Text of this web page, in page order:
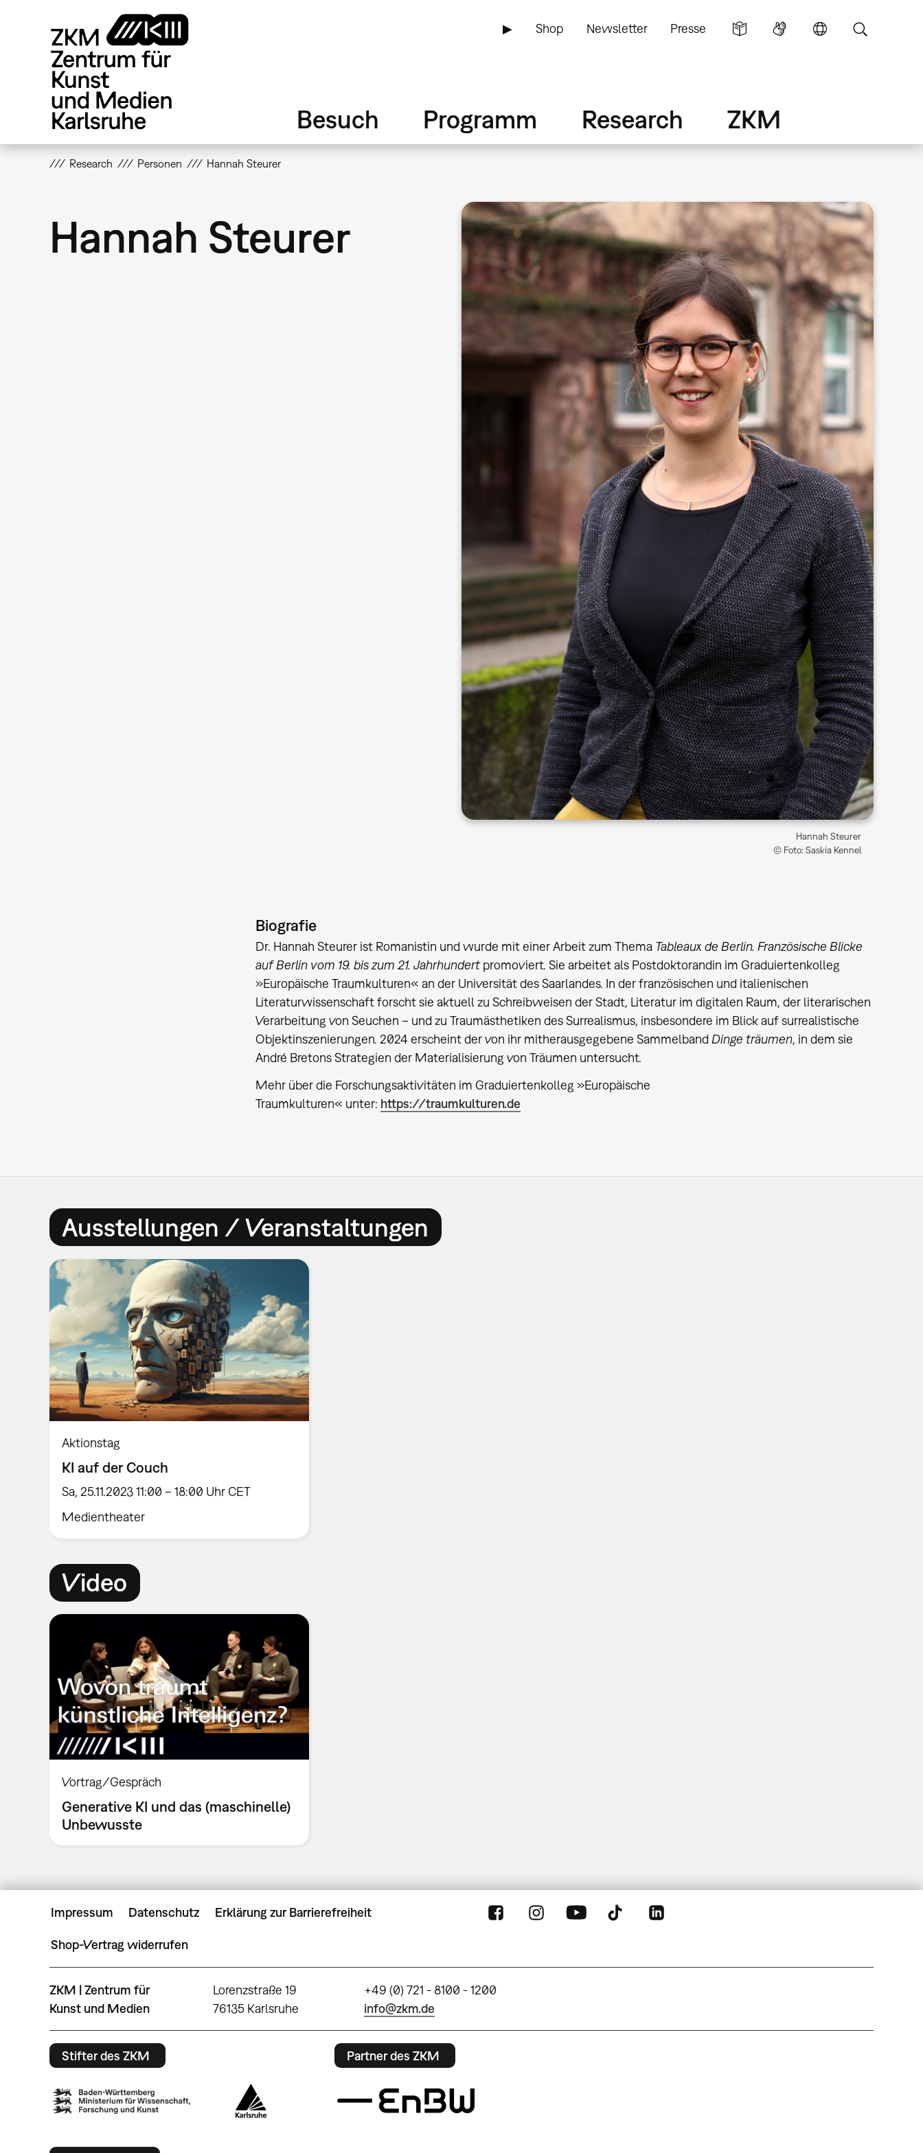
▶ Shop Newsletter Presse
Besuch Programm Research ZKM
Research Personen Hannah Steurer
Hannah Steurer
Hannah Steurer
© Foto: Saskia Kennel
Biografie
Dr. Hannah Steurer ist Romanistin und wurde mit einer Arbeit zum Thema Tableaux de Berlin. Französische Blicke
auf Berlin vom 19. bis zum 21. Jahrhundertpromoviert. Sie arbeitet als Postdoktorandin im Graduiertenkolleg
»Europäische Traumkulturen« an der Universität des Saarlandes. In der französischen und italienischen
Literaturwissenschaft forscht sie aktuell zu Schreibweisen der Stadt, Literatur im digitalen Raum, der literarischen
Verarbeitung von Seuchen – und zu Traumästhetiken des Surrealismus, insbesondere im Blick auf surrealistische
Objektinszenierungen. 2024 erscheint der von ihr mitherausgegebene Sammelband Dinge träumen, in dem sie
André Bretons Strategien der Materialisierung von Träumen untersucht.
Mehr über die Forschungsaktivitäten im Graduiertenkolleg »Europäische
Traumkulturen« unter: https://traumkulturen.de
Ausstellungen / Veranstaltungen
Aktionstag
KI auf der Couch
Sa, 25.11.2023 11:00 – 18:00 Uhr CET
Medientheater
Video
Vortrag/Gespräch
Generative KI und das (maschinelle)
Unbewusste
Impressum Datenschutz Erklärung zur Barrierefreiheit
Shop-Vertrag widerrufen
ZKM | Zentrum für
Kunst und Medien
Lorenzstraße 19
76135 Karlsruhe
+49 (0) 721 - 8100 - 1200
info@zkm.de
Stifter des ZKM Partner des ZKM